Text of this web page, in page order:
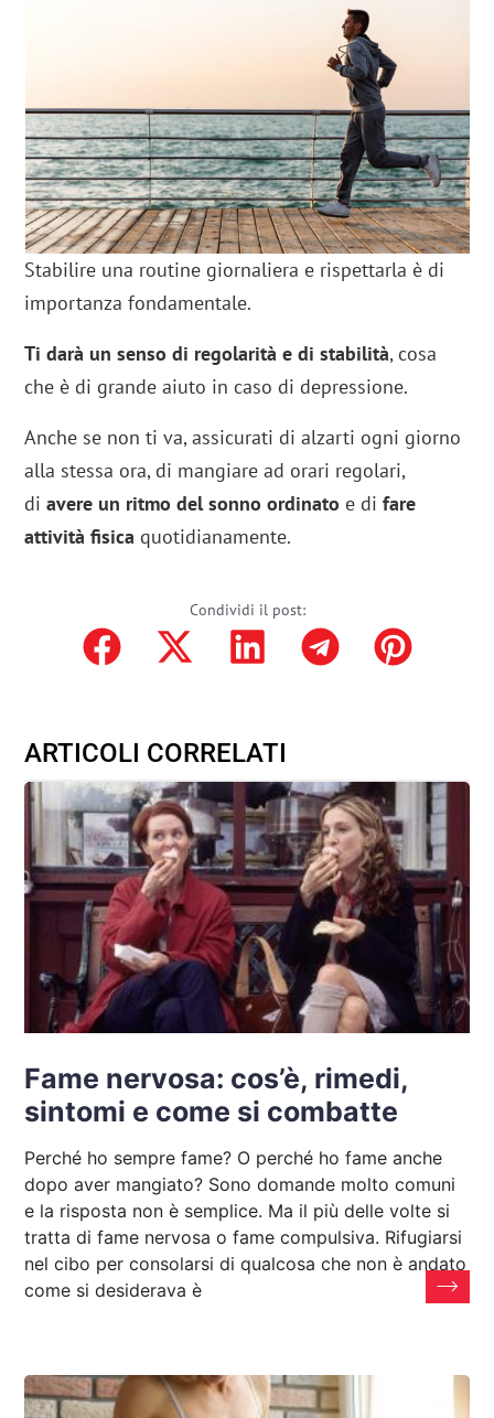
Stabilire una routine giornaliera e rispettarla è di
importanza fondamentale.
Ti darà un senso di regolarità e di stabilità, cosa
che è di grande aiuto in caso di depressione.
Anche se non ti va, assicurati di alzarti ogni giorno
alla stessa ora, di mangiare ad orari regolari,
diavere un ritmo del sonno ordinato e difare
attività fisica quotidianamente.
Condividi il post:
ARTICOLI CORRELATI
Fame nervosa: cos’è, rimedi,
sintomi e come si combatte
Perché ho sempre fame? O perché ho fame anche
dopo aver mangiato? Sono domande molto comuni
e la risposta non è semplice. Ma il più delle volte si
tratta di fame nervosa o fame compulsiva. Rifugiarsi
nel cibo per consolarsi di qualcosa che non è andato
come si desiderava è